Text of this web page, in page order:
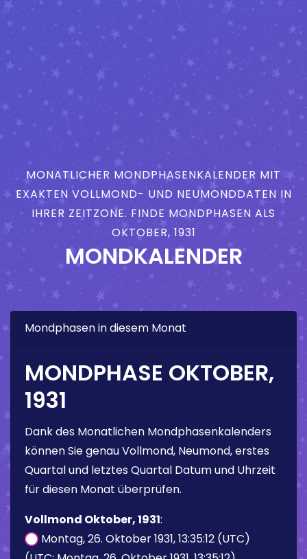
MONATLICHER MONDPHASENKALENDER MIT
EXAKTEN VOLLMOND- UND NEUMONDDATEN IN
IHRER ZEITZONE. FINDE MONDPHASEN ALS
OKTOBER, 1931
MONDKALENDER
Mondphasen in diesem Monat
MONDPHASE OKTOBER,
1931
Dank des Monatlichen Mondphasenkalenders
können Sie genau Vollmond, Neumond, erstes
Quartal und letztes Quartal Datum und Uhrzeit
für diesen Monat überprüfen.
Vollmond Oktober, 1931:
Montag, 26. Oktober 1931, 13:35:12 (UTC)